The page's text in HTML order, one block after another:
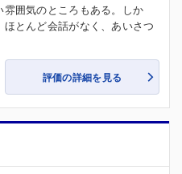
囲気のところもある。しか
とんど会話がなく、あいさつ
評価の詳細を見る